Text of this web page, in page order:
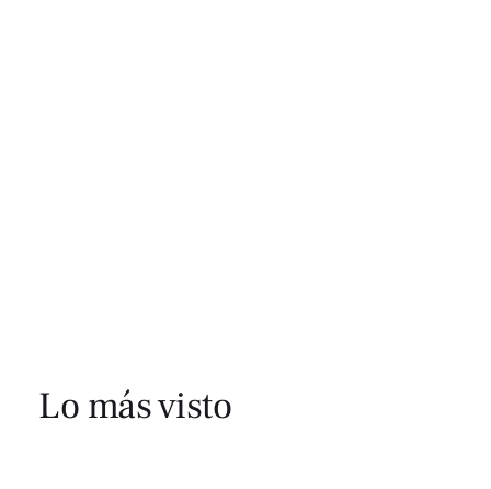
Lo más visto